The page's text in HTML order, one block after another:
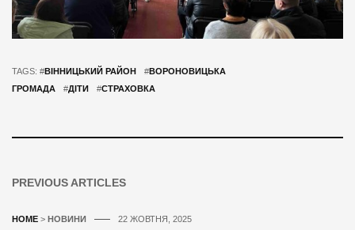
TAGS: #ВІННИЦЬКИЙ РАЙОН #ВОРОНОВИЦЬКА
ГРОМАДА
#ДІТИ #СТРАХОВКА
PREVIOUS ARTICLES
HOME > НОВИНИ 22 ЖОВТНЯ, 2025